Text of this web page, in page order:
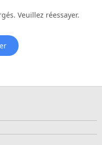
Veuillez réessayer.